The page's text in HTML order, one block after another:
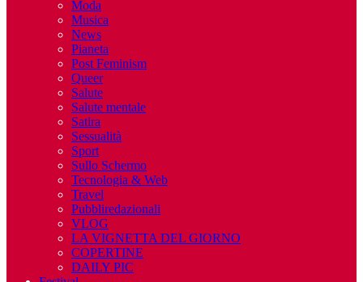
Moda
Musica
News
Pianeta
Post Feminism
Queer
Salute
Salute mentale
Satira
Sessualità
Sport
Sullo Schermo
Tecnologia & Web
Travel
Pubbliredazionali
VLOG
LA VIGNETTA DEL GIORNO
COPERTINE
DAILY PIC